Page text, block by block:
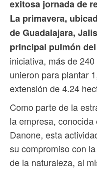
exitosa jornada de
La primavera,
de Guadalajara,
principal pulmón
iniciativa, más de
unieron para plantar
extensión de 4.24
Como parte de la
la empresa,
Danone, esta
su compromiso con
de la naturaleza, al